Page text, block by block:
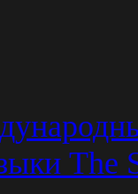
The